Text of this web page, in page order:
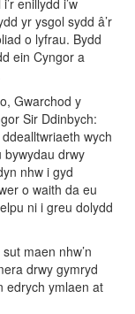
enillydd i’w
yr ysgol sydd â’r
o lyfrau. Bydd
ein Cyngor a
Gwarchod y
Sir Ddinbych:
wych
bywydau drwy
nhw i gyd
o waith da eu
ni i greu dolydd
maen nhw’n
drwy gymryd
edrych ymlaen at